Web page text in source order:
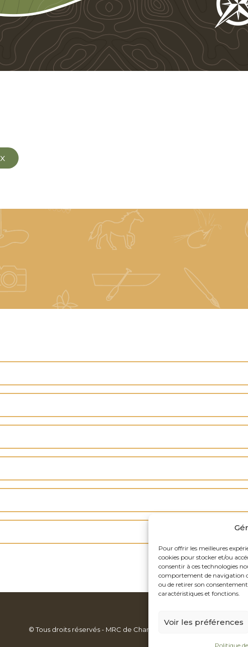
Pour offrir les meilleures
cookies pour stocker et/ou
consentir à ces technologies
comportement de navigation
ou de retirer son
caractéristiques et fonctions.
Voir les préférences
Politique
© Tous droits réservés - MRC de Charlevoix-Est